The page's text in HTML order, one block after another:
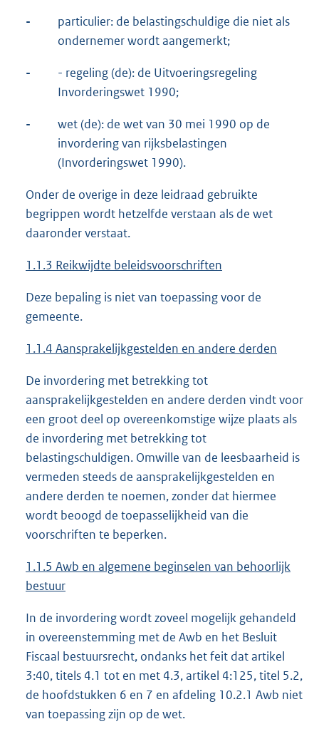
-
particulier: de belastingschuldige die niet als
ondernemer wordt aangemerkt;
-
- regeling (de): de Uitvoeringsregeling
Invorderingswet 1990;
-
wet (de): de wet van 30 mei 1990 op de
invordering van rijksbelastingen
(Invorderingswet 1990).
Onder de overige in deze leidraad gebruikte
begrippen wordt hetzelfde verstaan als de wet
daaronder verstaat.
1.1.3 Reikwijdte beleidsvoorschriften
Deze bepaling is niet van toepassing voor de
gemeente.
1.1.4 Aansprakelijkgestelden en andere derden
De invordering met betrekking tot
aansprakelijkgestelden en andere derden vindt voor
een groot deel op overeenkomstige wijze plaats als
de invordering met betrekking tot
belastingschuldigen. Omwille van de leesbaarheid is
vermeden steeds de aansprakelijkgestelden en
andere derden te noemen, zonder dat hiermee
wordt beoogd de toepasselijkheid van die
voorschriften te beperken.
1.1.5 Awb en algemene beginselen van behoorlijk
bestuur
In de invordering wordt zoveel mogelijk gehandeld
in overeenstemming met de Awb en het Besluit
Fiscaal bestuursrecht, ondanks het feit dat artikel
3:40, titels 4.1 tot en met 4.3, artikel 4:125, titel 5.2,
de hoofdstukken 6 en 7 en afdeling 10.2.1 Awb niet
van toepassing zijn op de wet.